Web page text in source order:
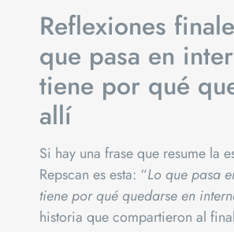
Reflexiones
que pasa en
tiene por qué
allí
Si hay una frase que resume la
Repscan es esta: “Lo que pasa
tiene por qué quedarse en
historia que compartieron al